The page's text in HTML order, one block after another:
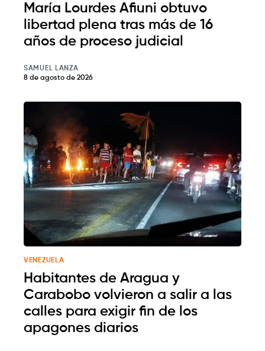
María Lourdes Afiuni obtuvo
libertad plena tras más de 16
años de proceso judicial
SAMUEL LANZA
8 de agosto de 2026
VENEZUELA
Habitantes de Aragua y
Carabobo volvieron a salir a las
calles para exigir fin de los
apagones diarios